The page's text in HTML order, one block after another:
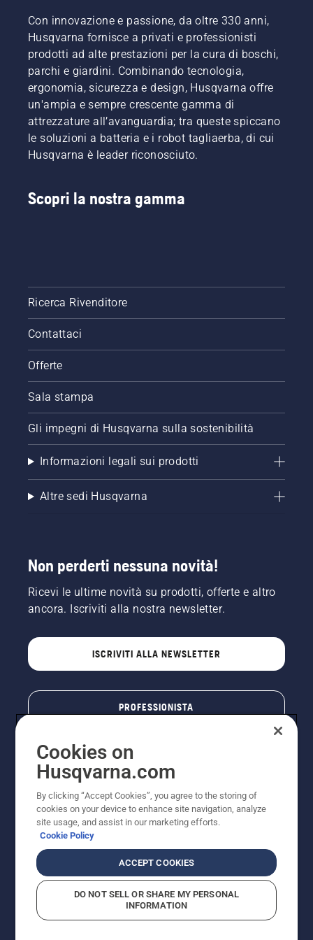
prodotti
a
questo
problema
è
notevolmente
ridotto.
Con innovazione e passione, da oltre 330 anni,
Husqvarna fornisce a privati e professionisti
prodotti ad alte prestazioni per la cura di boschi,
parchi e giardini. Combinando tecnologia,
ergonomia, sicurezza e design, Husqvarna offre
un'ampia e sempre crescente gamma di
attrezzature all’avanguardia; tra queste spiccano
le soluzioni a batteria e i robot tagliaerba, di cui
Husqvarna è leader riconosciuto.
Scopri la nostra gamma
Ricerca Rivenditore
Contattaci
Offerte
Sala stampa
Gli impegni di Husqvarna sulla sostenibilità
Informazioni legali sui prodotti
Altre sedi Husqvarna
Non perderti nessuna novità!
Ricevi le ultime novità su prodotti, offerte e altro
ancora. Iscriviti alla nostra newsletter.
ISCRIVITI ALLA NEWSLETTER
PROFESSIONISTA
© Husqvarna AB (publ). Tutti i diritti riservati. I prezzi
pubblicati si intendono raccomandati e arrotondati, non
impegnativi, comprensivi di I.V.A. vigente. FERCAD SpA
- Via Retrone, 49 - 36077 Altavilla Vic. (VI) - Capitale
Sociale € 2.000.000 int. vers. P.I. e C.F. 01252490246 -
Cookies on
Husqvarna.com
By clicking “Accept Cookies”, you agree to the storing of
cookies on your device to enhance site navigation, analyze
site usage, and assist in our marketing efforts.
Cookie Policy
ACCEPT COOKIES
DO NOT SELL OR SHARE MY PERSONAL
INFORMATION